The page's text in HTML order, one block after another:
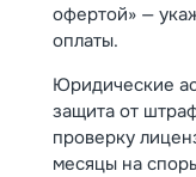
офертой» —
оплаты.
Юридические
защита от
проверку
месяцы на